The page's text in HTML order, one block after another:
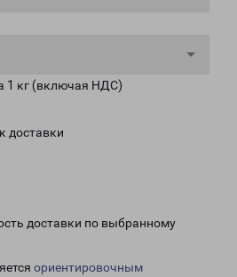
1 кг (включая НДС)
доставки
доставки по выбранному
ориентировочным